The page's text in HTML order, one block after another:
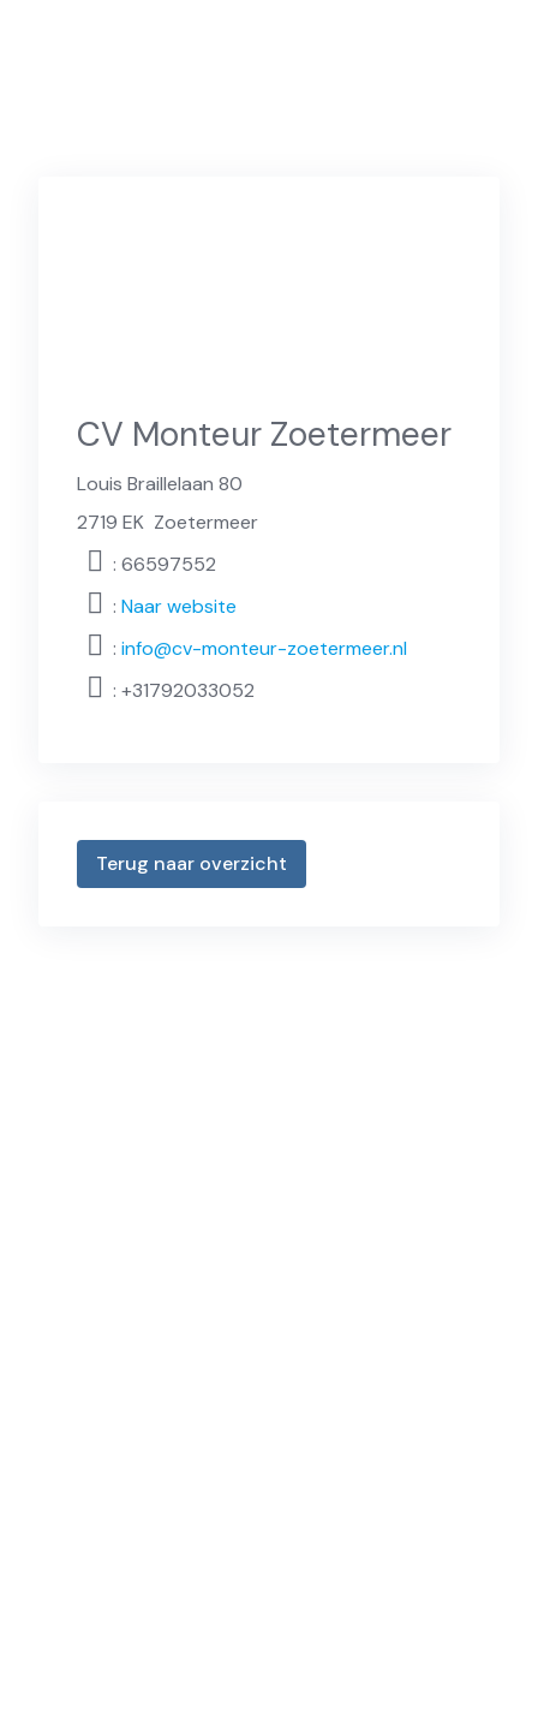
CV Monteur Zoetermeer
Louis Braillelaan 80
2719 EK Zoetermeer
: 66597552
: Naar website
: info@cv-monteur-zoetermeer.nl
: +31792033052
Terug naar overzicht